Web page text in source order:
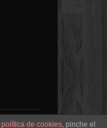
política de cookies, pinche el